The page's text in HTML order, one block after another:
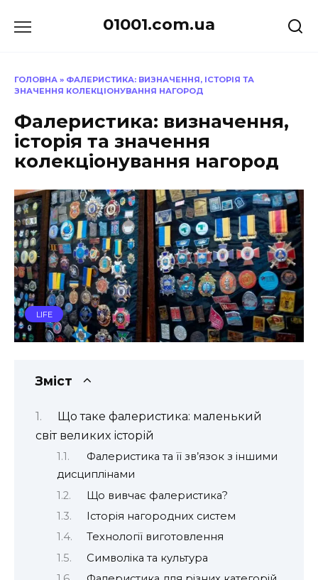
до
01001.com.ua
ГОЛОВНА » ФАЛЕРИСТИКА: ВИЗНАЧЕННЯ, ІСТОРІЯ ТА
ЗНАЧЕННЯ КОЛЕКЦІОНУВАННЯ НАГОРОД
Фалеристика: визначення,
історія та значення
колекціонування нагород
LIFE
Зміст
Що таке фалеристика: маленький
світ великих історій
Фалеристика та її зв’язок з іншими
дисциплінами
Що вивчає фалеристика?
Історія нагородних систем
Технології виготовлення
Символіка та культура